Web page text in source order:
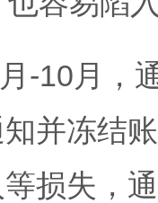
-10月，
并冻结
损失，